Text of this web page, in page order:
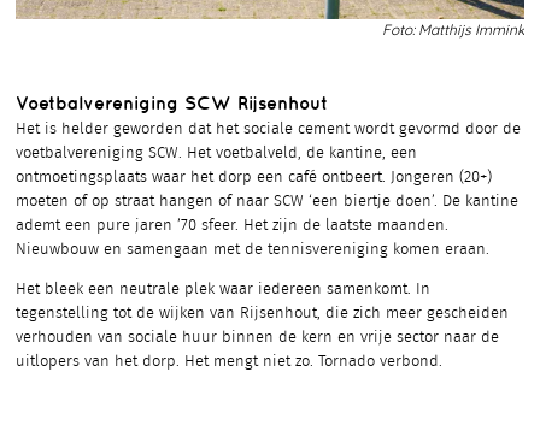
Foto: Matthijs Immink
Voetbalvereniging SCW Rijsenhout
Het is helder geworden dat het sociale cement wordt gevormd door de
voetbalvereniging SCW. Het voetbalveld, de kantine, een
ontmoetingsplaats waar het dorp een café ontbeert. Jongeren (20+)
moeten of op straat hangen of naar SCW ‘een biertje doen’. De kantine
ademt een pure jaren ’70 sfeer. Het zijn de laatste maanden.
Nieuwbouw en samengaan met de tennisvereniging komen eraan.
Het bleek een neutrale plek waar iedereen samenkomt. In
tegenstelling tot de wijken van Rijsenhout, die zich meer gescheiden
verhouden van sociale huur binnen de kern en vrije sector naar de
uitlopers van het dorp. Het mengt niet zo. Tornado verbond.